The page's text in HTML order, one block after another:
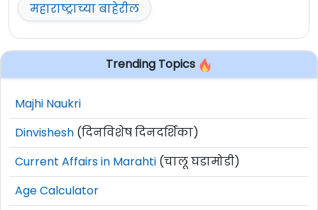
महाराष्ट्राच्या बाहेरील
Trending Topics
Majhi Naukri
Dinvishesh (दिनविशेष दिनदर्शिका)
Current Affairs in Marahti (चालू घडामोडी)
Age Calculator